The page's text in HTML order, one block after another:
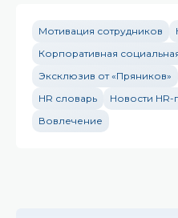
Мотивация сотрудников
Корпоративная
Эксклюзив от «Пряников»
HR словарь
Новости
Вовлечение